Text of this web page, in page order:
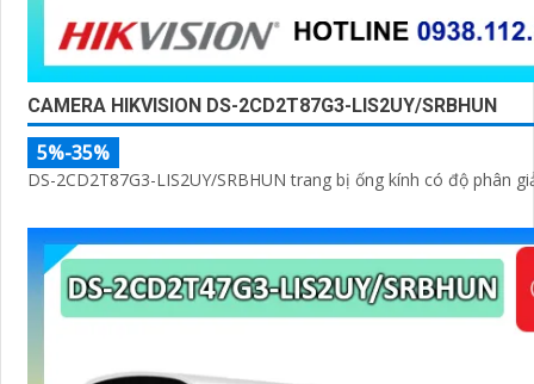
CAMERA HIKVISION DS-2CD2T87G3-LIS2UY/SRBHUN
5%-35%
DS-2CD2T87G3-LIS2UY/SRBHUN trang bị ống kính có độ phân